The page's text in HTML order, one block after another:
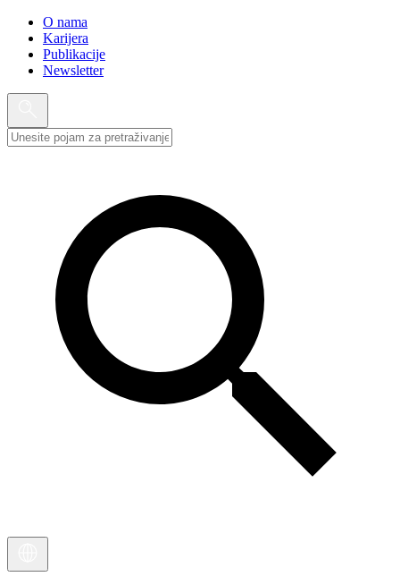
O nama
Karijera
Publikacije
Newsletter